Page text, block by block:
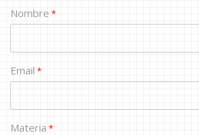
Nombre *
Email *
Materia *